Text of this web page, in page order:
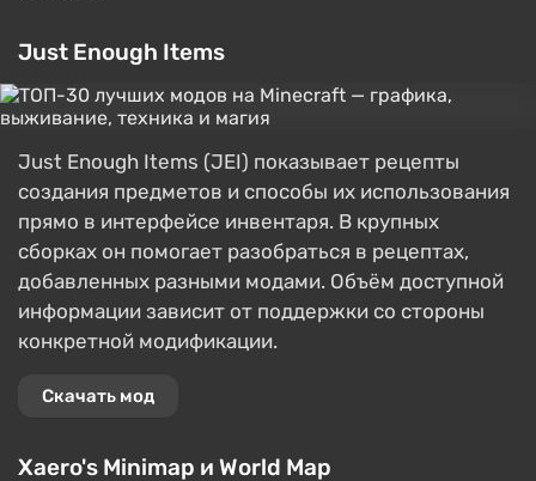
Just Enough Items
Just Enough Items (JEI) показывает рецепты
создания предметов и способы их использования
прямо в интерфейсе инвентаря. В крупных
сборках он помогает разобраться в рецептах,
добавленных разными модами. Объём доступной
информации зависит от поддержки со стороны
конкретной модификации.
Скачать мод
Xaero's Minimap и World Map